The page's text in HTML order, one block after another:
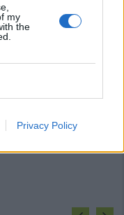
my
the
Privacy Policy